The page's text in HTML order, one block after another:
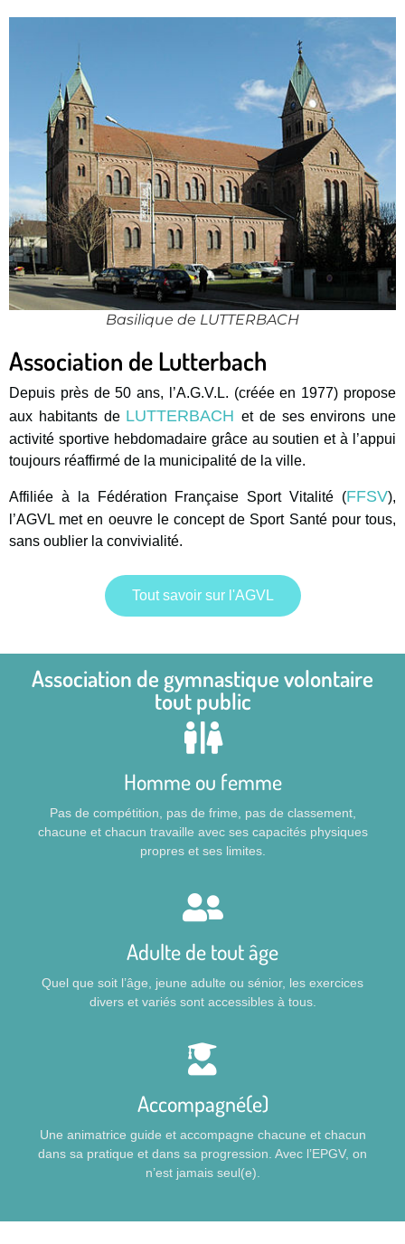
Basilique de LUTTERBACH
Association de Lutterbach
Depuis près de 50 ans, l’A.G.V.L. (créée en 1977) propose
aux habitants de LUTTERBACH et de ses environs une
activité sportive hebdomadaire grâce au soutien et à l’appui
toujours réaffirmé de la municipalité de la ville.
Affiliée à la Fédération Française Sport Vitalité (FFSV),
l’AGVL met en oeuvre le concept de Sport Santé pour tous,
sans oublier la convivialité.
Tout savoir sur l'AGVL
Association de gymnastique volontaire
tout public
Homme ou femme
Pas de compétition, pas de frime, pas de classement,
chacune et chacun travaille avec ses capacités physiques
propres et ses limites.
Adulte de tout âge
Quel que soit l’âge, jeune adulte ou sénior, les exercices
divers et variés sont accessibles à tous.
Accompagné(e)
Une animatrice guide et accompagne chacune et chacun
dans sa pratique et dans sa progression. Avec l’EPGV, on
n’est jamais seul(e).